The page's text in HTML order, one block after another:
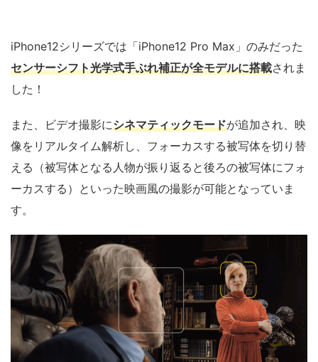
iPhone12シリーズでは「iPhone12 Pro Max」のみだった
センサーシフト光学式手ぶれ補正が全モデルに搭載されま
した！
また、ビデオ撮影にシネマティックモードが追加され、映
像をリアルタイム解析し、フォーカスする被写体を切り替
える（被写体となる人物が振り返ると後ろの被写体にフォ
ーカスする）といった映画風の撮影が可能となっていま
す。